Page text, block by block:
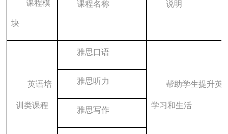
课程模
块
课程名称 说明
英语培
训类课程
雅思口语
帮助学生提升英
学习和生活
雅思听力
雅思写作